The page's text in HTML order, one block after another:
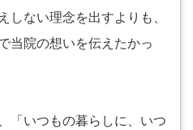
しない理念を出すよりも、
当院の想いを伝えたかっ
「いつもの暮らしに、いつ